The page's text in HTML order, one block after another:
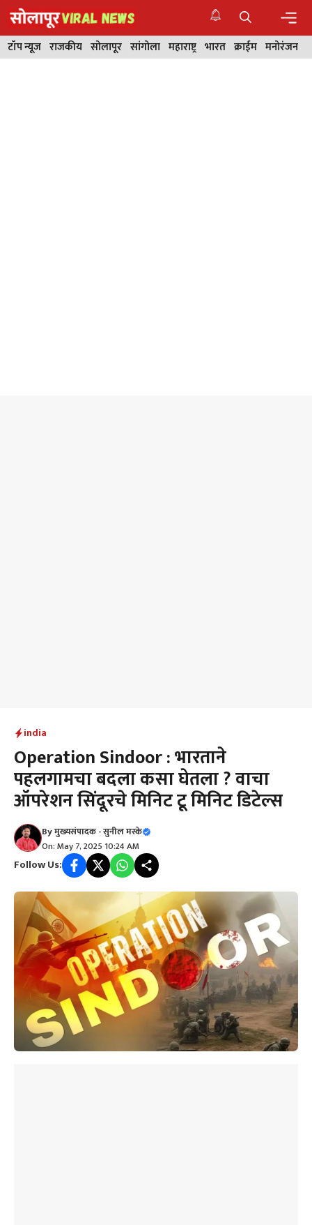
Skip
to
content
टॉप न्यूज राजकीय सोलापूर सांगोला महाराष्ट्र भारत क्राईम मनोरंजन
india
Operation Sindoor : भारताने
पहलगामचा बदला कसा घेतला ? वाचा
ऑपरेशन सिंदूरचे मिनिट टू मिनिट डिटेल्स
Byमुख्यसंपादक - सुनील मस्के
On: May 7, 2025 10:24 AM
Follow Us: